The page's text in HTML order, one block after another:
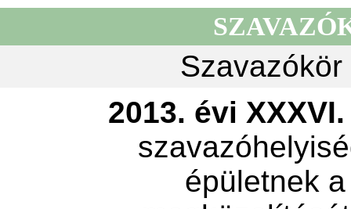
2013. évi
épületnek